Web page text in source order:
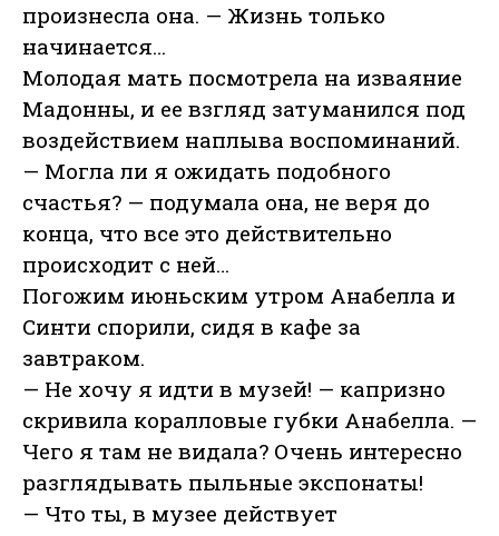
произнесла она. — Жизнь только
начинается…
Молодая мать посмотрела на изваяние
Мадонны, и ее взгляд затуманился под
воздействием наплыва воспоминаний.
— Могла ли я ожидать подобного
счастья? — подумала она, не веря до
конца, что все это действительно
происходит с ней…
Погожим июньским утром Анабелла и
Синти спорили, сидя в кафе за
завтраком.
— Не хочу я идти в музей! — капризно
скривила коралловые губки Анабелла. —
Чего я там не видала? Очень интересно
разглядывать пыльные экспонаты!
— Что ты, в музее действует